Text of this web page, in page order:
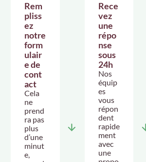
Rem
pliss
ez
notre
form
ulair
e de
cont
act
Cela
ne
prend
ra pas
plus
d’une
minut
e,
Rece
vez
une
répo
nse
sous
24h
Nos
équip
es
vous
répon
dent
rapide
ment
avec
une